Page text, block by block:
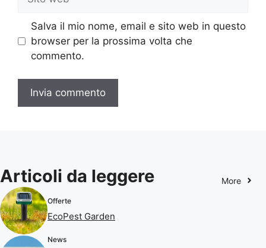
web
Salva il mio nome, email e sito web in questo
browser per la prossima volta che
commento.
Articoli da leggere More
Offerte
EcoPest Garden
News